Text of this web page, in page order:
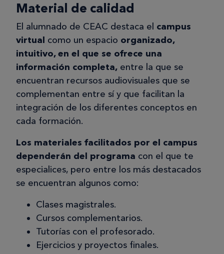
Material de calidad
El alumnado de CEAC destaca el campus
virtual como un espacio organizado,
intuitivo, en el que se ofrece una
información completa, entre la que se
encuentran recursos audiovisuales que se
complementan entre sí y que facilitan la
integración de los diferentes conceptos en
cada formación.
Los materiales facilitados por el campus
dependerán del programa con el que te
especialices, pero entre los más destacados
se encuentran algunos como:
Clases magistrales.
Cursos complementarios.
Tutorías con el profesorado.
Ejercicios y proyectos finales.